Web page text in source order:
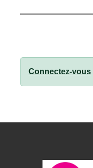
Connectez-vous